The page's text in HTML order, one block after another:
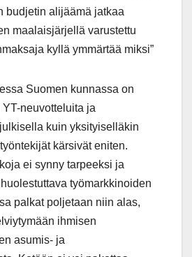
budjetin alijäämä jatkaa
maalaisjärjellä varustettu
kyllä ymmärtää miksi”
Suomen kunnassa on
neuvotteluita ja
kuin yksityiselläkin
kärsivät eniten.
ei synny tarpeeksi ja
työmarkkinoiden
palkat poljetaan niin alas,
ihmisen
asumis- ja